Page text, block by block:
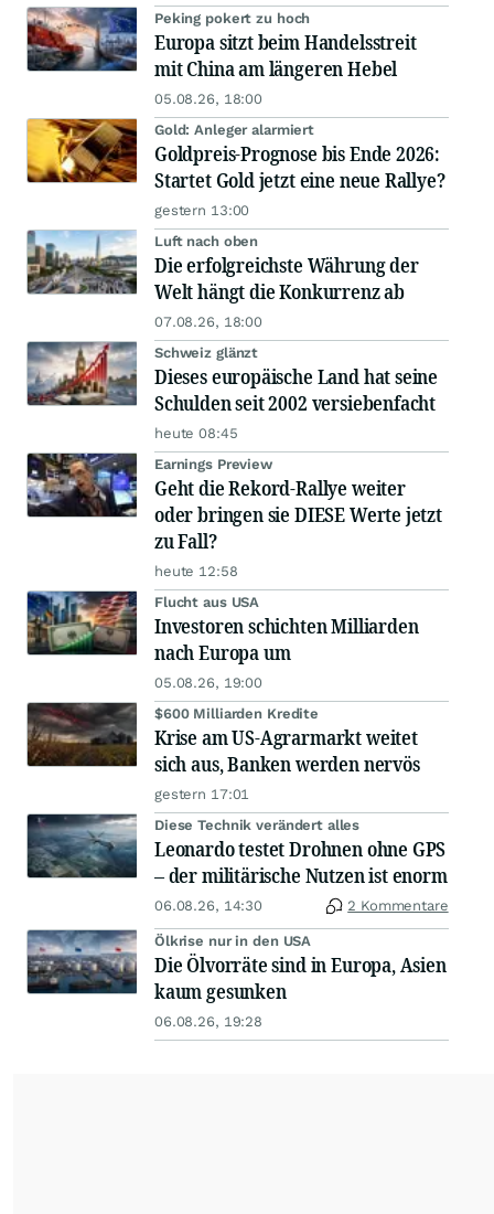
Peking pokert zu hoch
Europa sitzt beim Handelsstreit
mit China am längeren Hebel
05.08.26, 18:00
Gold: Anleger alarmiert
Goldpreis-Prognose bis Ende 2026:
Startet Gold jetzt eine neue Rallye?
gestern 13:00
Luft nach oben
Die erfolgreichste Währung der
Welt hängt die Konkurrenz ab
07.08.26, 18:00
Schweiz glänzt
Dieses europäische Land hat seine
Schulden seit 2002 versiebenfacht
heute 08:45
Earnings Preview
Geht die Rekord-Rallye weiter
oder bringen sie DIESE Werte jetzt
zu Fall?
heute 12:58
Flucht aus USA
Investoren schichten Milliarden
nach Europa um
05.08.26, 19:00
$600 Milliarden Kredite
Krise am US-Agrarmarkt weitet
sich aus, Banken werden nervös
gestern 17:01
Diese Technik verändert alles
Leonardo testet Drohnen ohne GPS
– der militärische Nutzen ist enorm
06.08.26, 14:30 2 Kommentare
Ölkrise nur in den USA
Die Ölvorräte sind in Europa, Asien
kaum gesunken
06.08.26, 19:28